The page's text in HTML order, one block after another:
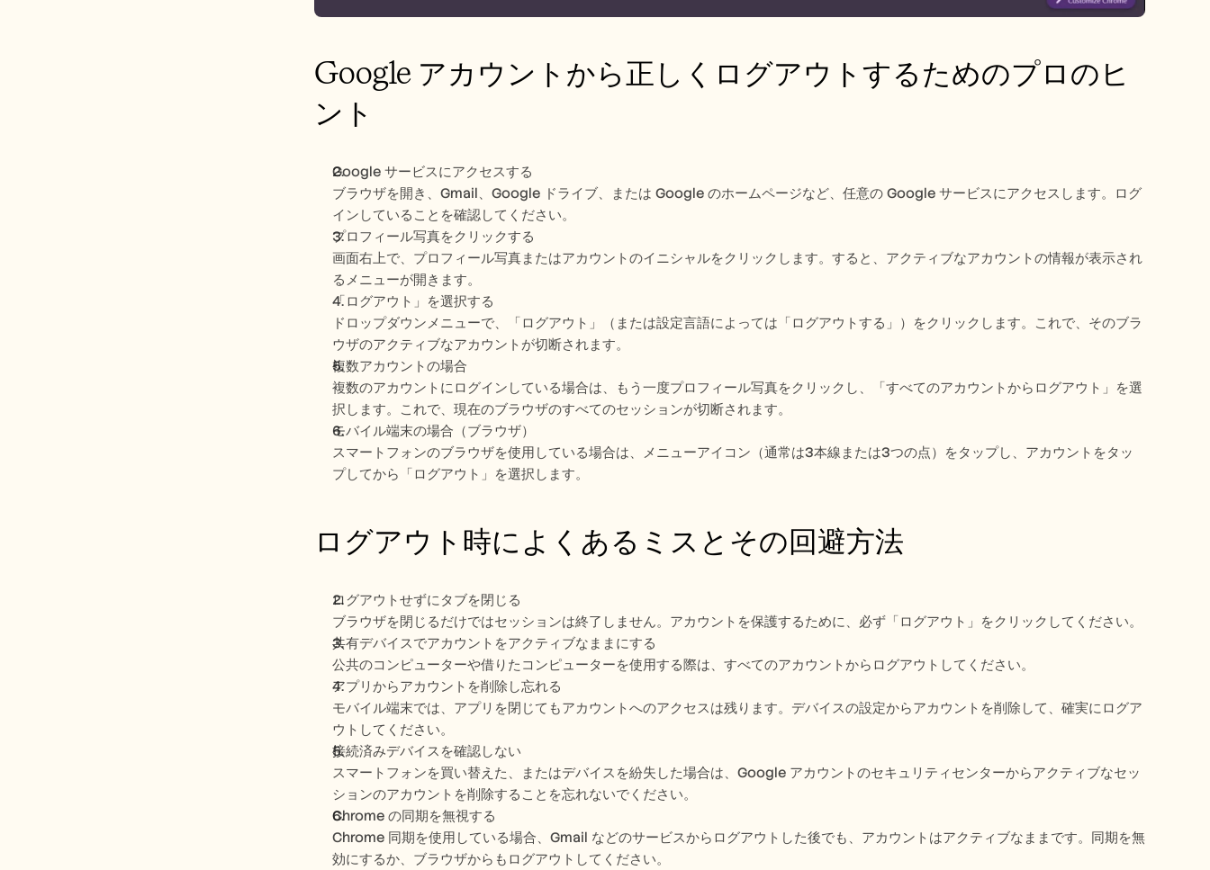
Google アカウントから正しくログアウトするためのプロのヒ
ント
Google サービスにアクセスする
ブラウザを開き、Gmail、Google ドライブ、または Google のホームページなど、任意の Google サービスにアクセスします。ログ
インしていることを確認してください。
プロフィール写真をクリックする
画面右上で、プロフィール写真またはアカウントのイニシャルをクリックします。すると、アクティブなアカウントの情報が表示され
るメニューが開きます。
「ログアウト」を選択する
ドロップダウンメニューで、「ログアウト」（または設定言語によっては「ログアウトする」）をクリックします。これで、そのブラ
ウザのアクティブなアカウントが切断されます。
複数アカウントの場合
複数のアカウントにログインしている場合は、もう一度プロフィール写真をクリックし、「すべてのアカウントからログアウト」を選
択します。これで、現在のブラウザのすべてのセッションが切断されます。
モバイル端末の場合（ブラウザ）
スマートフォンのブラウザを使用している場合は、メニューアイコン（通常は3本線または3つの点）をタップし、アカウントをタッ
プしてから「ログアウト」を選択します。
ログアウト時によくあるミスとその回避方法
ログアウトせずにタブを閉じる
ブラウザを閉じるだけではセッションは終了しません。アカウントを保護するために、必ず「ログアウト」をクリックしてください。
共有デバイスでアカウントをアクティブなままにする
公共のコンピューターや借りたコンピューターを使用する際は、すべてのアカウントからログアウトしてください。
アプリからアカウントを削除し忘れる
モバイル端末では、アプリを閉じてもアカウントへのアクセスは残ります。デバイスの設定からアカウントを削除して、確実にログア
ウトしてください。
接続済みデバイスを確認しない
スマートフォンを買い替えた、またはデバイスを紛失した場合は、Google アカウントのセキュリティセンターからアクティブなセッ
ションのアカウントを削除することを忘れないでください。
Chrome の同期を無視する
Chrome 同期を使用している場合、Gmail などのサービスからログアウトした後でも、アカウントはアクティブなままです。同期を無
効にするか、ブラウザからもログアウトしてください。